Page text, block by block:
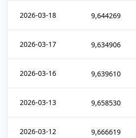
2026-03-18 9,644269
2026-03-17 9,634906
2026-03-16 9,639610
2026-03-13 9,658530
2026-03-12 9,666619